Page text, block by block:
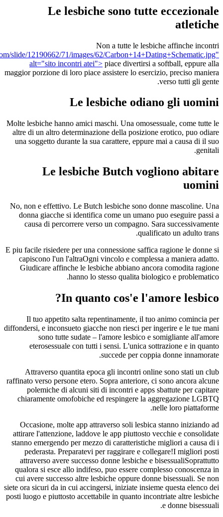
Le lesbiche sono tutte eccezionale
atletiche
Non a tutte le lesbiche affinche incontri
slide/12190662/71/images/62/Carbon+14+Dating+Schematic.jpg"
alt="sito incontri atei"> piace divertirsi a softball, eppure alla
maggior porzione di loro piace assistere lo esercizio, preciso maniera
verso tutti gli gente.
Le lesbiche odiano gli uomini
Molte lesbiche hanno amici maschi. Una omosessuale, come tutte le
altre di un altro determinazione della posizione erotico, puo odiare
una soggetto durante la sua carattere, eppure mai a causa di il suo
genitali.
Le lesbiche Butch vogliono abitare
uomini
No, non e effettivo. Le Butch lesbiche sono donne mascoline. Una
donna giacche si identifica come un umano puo eseguire passi a
causa di percorrere verso un compagno. Sara successivamente
qualificato un adulto trans.
E piu facile risiedere per una connessione saffica ragione le donne si
capiscono l'un l'altraOgni vincolo e complessa a maniera adatto.
Giudicare affinche le lesbiche abbiano ancora comodita ragione
hanno lo stesso qualita biologico e problematico.
In quanto cos'e l'amore lesbico?
Il tuo appetito salta repentinamente, il tuo animo comincia per
diffondersi, e inconsueto giacche non riesci per ingerire e le tue mani
sono tutte sudate – l'amore lesbico e somigliante all'amore
eterosessuale con tutti i sensi. L'unica sottrazione e in quanto
succede per coppia donne innamorate.
Attraverso quantita epoca gli incontri online sono stati un club
raffinato verso persone etero. Sopra anteriore, ci sono ancora alcune
polemiche di alcuni siti di incontri e apps sbattute per capitare
chiaramente omofobiche ed respingere la aggregazione LGBTQ
nelle loro piattaforme.
Occasione, molte app attraverso soli lesbica stanno iniziando ad
attirare l'attenzione, laddove le app piuttosto vecchie e consolidate
stanno emergendo per mezzo di caratteristiche migliori a causa di i
pederasta. Preparatevi per raggirare e collegare!I migliori posti
attraverso avere successo donne lesbiche e bisessualiSoprattutto
qualora si esce allo indifeso, puo essere complesso conoscenza in
cui avere successo altre lesbiche oppure donne bisessuali. Se non
siete ora sicuri da in cui accingersi, iniziate insieme questa elenco dei
posti luogo e piuttosto accettabile in quanto incontriate altre lesbiche
e donne bisessuali.